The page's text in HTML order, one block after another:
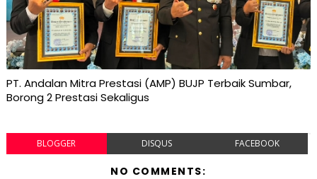
PT. Andalan Mitra Prestasi (AMP) BUJP Terbaik Sumbar,
Borong 2 Prestasi Sekaligus
BLOGGER DISQUS FACEBOOK
NO COMMENTS: